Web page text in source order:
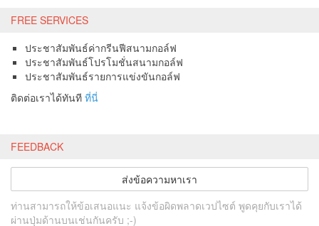
FREE SERVICES
ประชาสัมพันธ์ค่ากรีนฟีสนามกอล์ฟ
ประชาสัมพันธ์โปรโมชั่นสนามกอล์ฟ
ประชาสัมพันธ์รายการแข่งขันกอล์ฟ
ติดต่อเราได้ทันที ที่นี่
FEEDBACK
ส่งข้อความหาเรา
ท่านสามารถให้ข้อเสนอแนะ แจ้งข้อผิดพลาดเวปไซต์ พูดคุยกับเราได้
ผ่านปุ่มด้านบนเช่นกันครับ ;-)